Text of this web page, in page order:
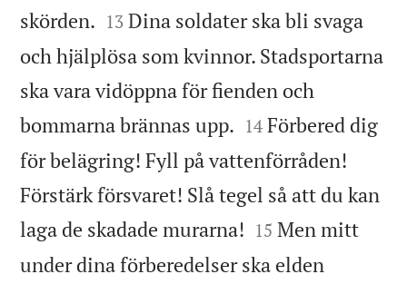
skörden. 

13 Dina soldater ska bli svaga
och hjälplösa som kvinnor. Stadsportarna
ska vara vidöppna för fienden och
bommarna brännas upp. 

14 Förbered dig
för belägring! Fyll på vattenförråden!
Förstärk försvaret! Slå tegel så att du kan
laga de skadade murarna! 

15 Men mitt
under dina förberedelser ska elden